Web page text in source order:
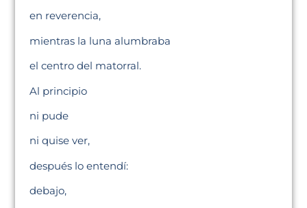
en reverencia,
mientras la luna alumbraba
el centro del matorral.
Al principio
ni pude
ni quise ver,
después lo entendí:
debajo,